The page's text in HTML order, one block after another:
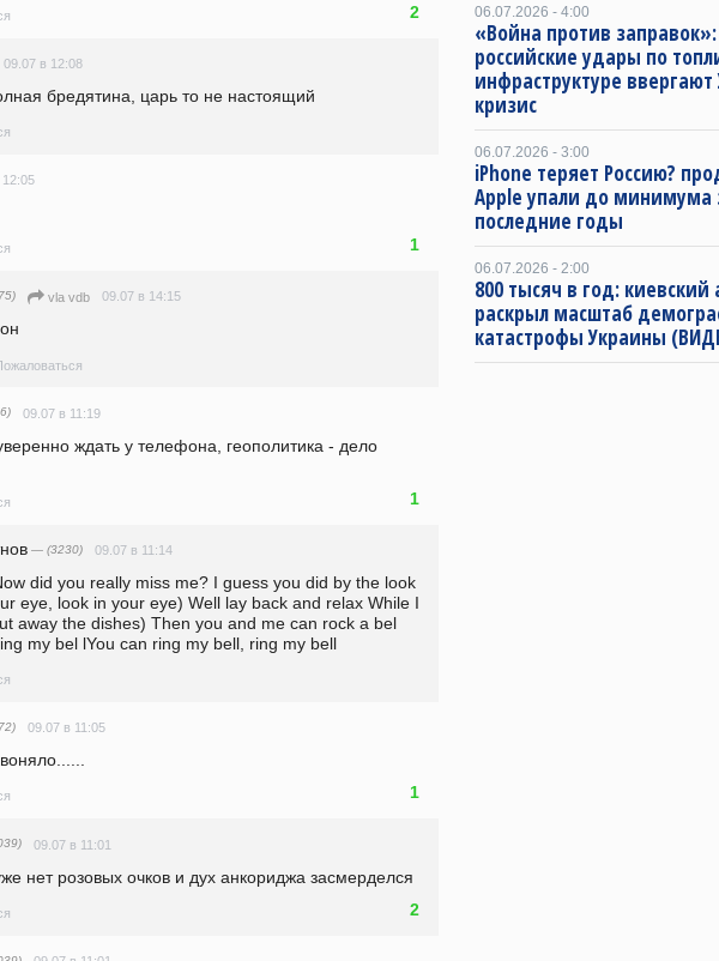
2
09.07 в 12:08
бредятина, царь то не настоящий
1
vla vdb 09.07 в 14:15
09.07 в 11:19
ждать у телефона, геополитика - дело
1
— (3230) 09.07 в 11:14
did you really miss me? I guess you did by the look
eye, look in your eye) Well lay back and relax While I
away the dishes) Then you and me can rock a bel
my bel lYou can ring my bell, ring my bell
09.07 в 11:05
1
09.07 в 11:01
нет розовых очков и дух анкориджа засмерделся
2
06.07.2026 - 4:00
«Война против
российские удары по
инфраструктуре ввергают
кризис
06.07.2026 - 3:00
iPhone теряет Россию?
Apple упали до минимума
последние годы
06.07.2026 - 2:00
800 тысяч в год: киевский
раскрыл масштаб
катастрофы Украины